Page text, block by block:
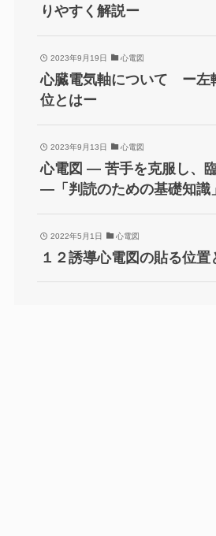
りやすく解説ー
2023年9月19日 心電図
心臓電気軸について ー左
位とはー
2023年9月13日 心電図
心電図 ― 苦手を克服し、
―「判読のための基礎知識
2022年5月1日 心電図
１２誘導心電図の貼る位置